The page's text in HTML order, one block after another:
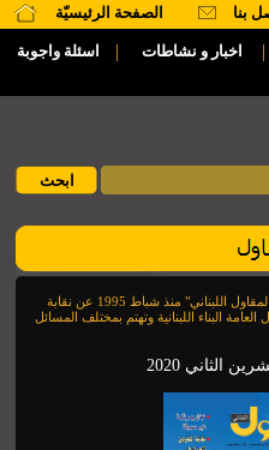
الصفحة الرئيسيّة بنا
اسئلة واجوبة | اخبار و نشاطات |
تصدر مجلة " المقاول اللبناني" منذ شباط 1995 عن نقابة
العامة البناء اللبنانية وتهتم بمختلف المسائل